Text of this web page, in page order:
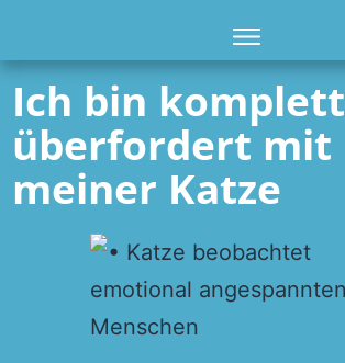
Ich bin komplett
überfordert mit
meiner Katze